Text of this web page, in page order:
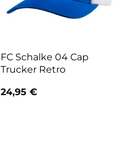
FC Schalke 04 Cap
Trucker Retro
24,95 €